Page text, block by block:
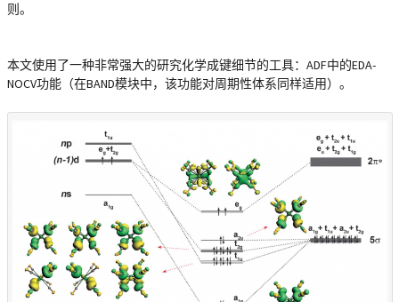
则。
本文使用了一种非常强大的研究化学成键细节的工具：ADF中的EDA-
NOCV功能（在BAND模块中，该功能对周期性体系同样适用）。